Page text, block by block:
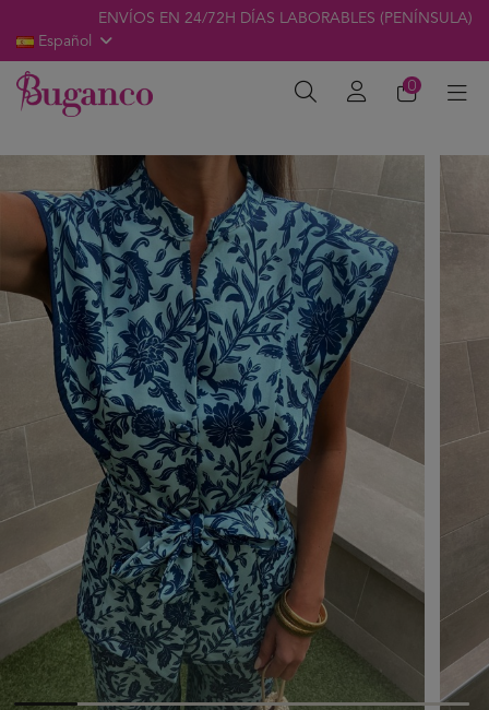
ENVÍOS EN 24/72H DÍAS LABORABLES (PENÍNSULA)
Español
0